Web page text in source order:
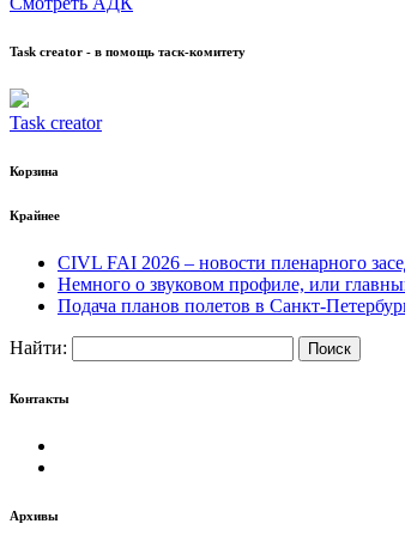
Task creator - в помощь таск-комитету
Task creator
Корзина
Крайнее
CIVL FAI 2026 – новости пленарного
Немного о звуковом профиле, или
Подача планов полетов в Санкт-
Найти:
Контакты
Архивы